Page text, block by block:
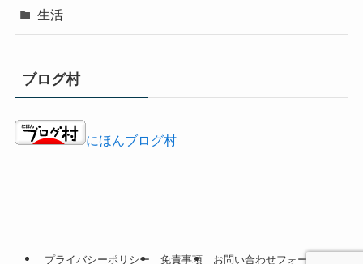
生活
ブログ村
にほんブログ村
プライバシーポリシー 免責事項 お問い合わせフォーム